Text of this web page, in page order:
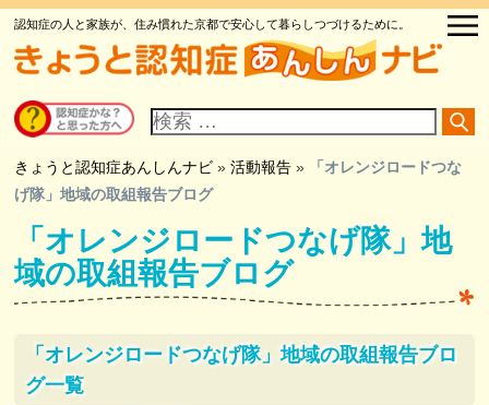
認知症の人と家族が、住み慣れた京都で安心して暮らしつづけるために。
イ
ト
検
索
きょうと認知症あんしんナビ »活動報告 »
「オレンジロードつな
げ隊」地域の取組報告ブログ
「オレンジロードつなげ隊」地
域の取組報告ブログ
「オレンジロードつなげ隊」地域の取組報告ブロ
グ一覧